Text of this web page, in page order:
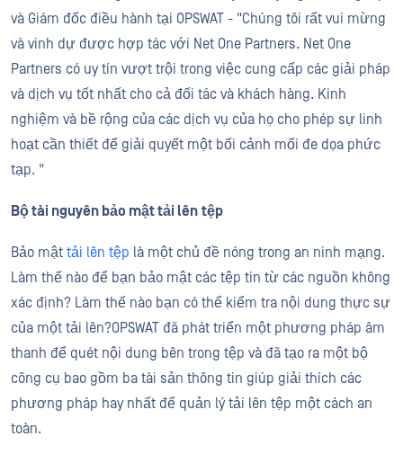
và Giám đốc điều hành tại OPSWAT - "Chúng tôi rất vui mừng
và vinh dự được hợp tác với Net One Partners. Net One
Partners có uy tín vượt trội trong việc cung cấp các giải pháp
và dịch vụ tốt nhất cho cả đối tác và khách hàng. Kinh
nghiệm và bề rộng của các dịch vụ của họ cho phép sự linh
hoạt cần thiết để giải quyết một bối cảnh mối đe dọa phức
tạp. "
Bộ tài nguyên bảo mật tải lên tệp
Bảo mật tải lên tệp là một chủ đề nóng trong an ninh mạng.
Làm thế nào để bạn bảo mật các tệp tin từ các nguồn không
xác định? Làm thế nào bạn có thể kiểm tra nội dung thực sự
của một tải lên?OPSWAT đã phát triển một phương pháp âm
thanh để quét nội dung bên trong tệp và đã tạo ra một bộ
công cụ bao gồm ba tài sản thông tin giúp giải thích các
phương pháp hay nhất để quản lý tải lên tệp một cách an
toàn.